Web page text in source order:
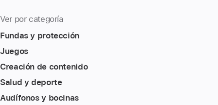
Ver por categoría
Fundas y protección
Juegos
Creación de contenido
Salud y deporte
Audífonos y bocinas